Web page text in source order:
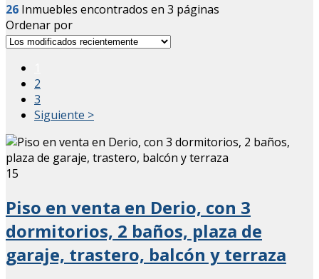
26 Inmuebles encontrados en 3 páginas
Ordenar por
2
3
Siguiente >
15
Piso en venta en Derio, con 3
dormitorios, 2 baños, plaza de
garaje, trastero, balcón y terraza